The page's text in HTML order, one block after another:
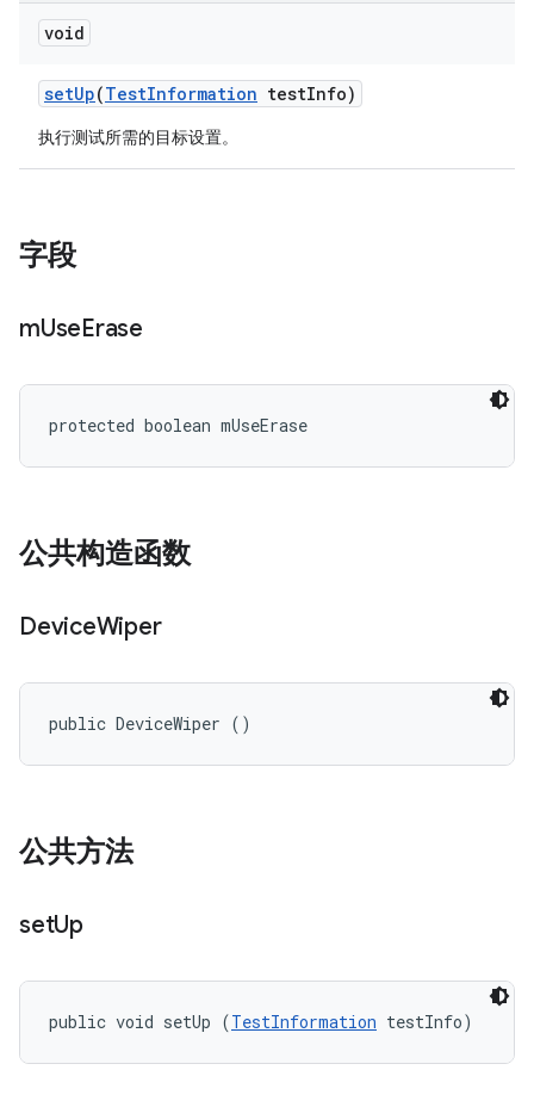
void
setUp(TestInformation testInfo)
执行测试所需的目标设置。
字段
mUseErase
protected boolean mUseErase
公共构造函数
DeviceWiper
public DeviceWiper ()
公共方法
setUp
public void setUp (TestInformation testInfo)